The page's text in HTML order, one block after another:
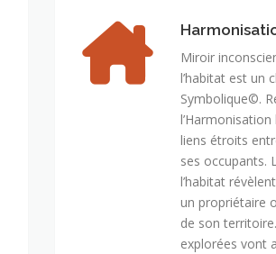
Miroir
l’habitat est un
Symbolique©.
liens étroits
ses occupants.
l’habitat
un propriétaire
de son
explorées vont